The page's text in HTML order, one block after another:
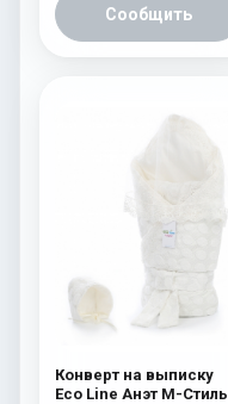
Сообщить
Конверт на выписку
Eco Line Анэт M-Стиль